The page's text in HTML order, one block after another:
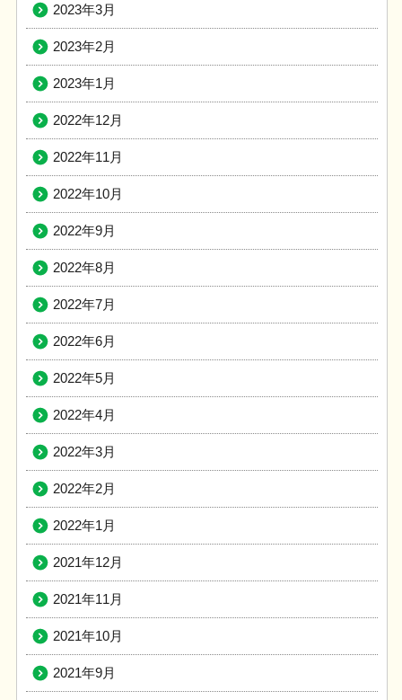
2023年3月
2023年2月
2023年1月
2022年12月
2022年11月
2022年10月
2022年9月
2022年8月
2022年7月
2022年6月
2022年5月
2022年4月
2022年3月
2022年2月
2022年1月
2021年12月
2021年11月
2021年10月
2021年9月